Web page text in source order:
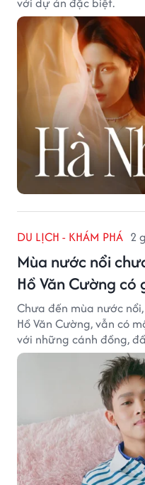
DU LỊCH - KHÁM PHÁ 2
Mùa nước nổi
Hồ Văn Cường có
Chưa đến mùa nước
Hồ Văn Cường, vẫn có
với những cánh đồng,